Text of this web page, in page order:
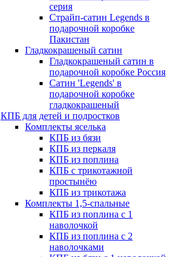
серия
Страйп-сатин Legends в
подарочной коробке
Пакистан
Гладкокрашеный сатин
Гладкокрашеный сатин в
подарочной коробке Россия
Сатин 'Legends' в
подарочной коробке
гладкокрашеный
КПБ для детей и подростков
Комплекты яселька
КПБ из бязи
КПБ из перкаля
КПБ из поплина
КПБ с трикотажной
простынёю
КПБ из трикотажа
Комплекты 1,5-спальные
КПБ из поплина с 1
наволочкой
КПБ из поплина с 2
наволочками